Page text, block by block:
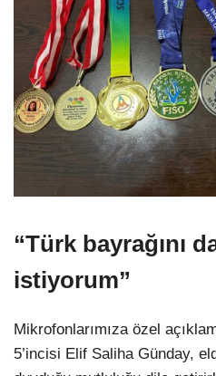
“Türk bayrağını
istiyorum”
Mikrofonlarımıza özel
5’incisi Elif Saliha Günday,